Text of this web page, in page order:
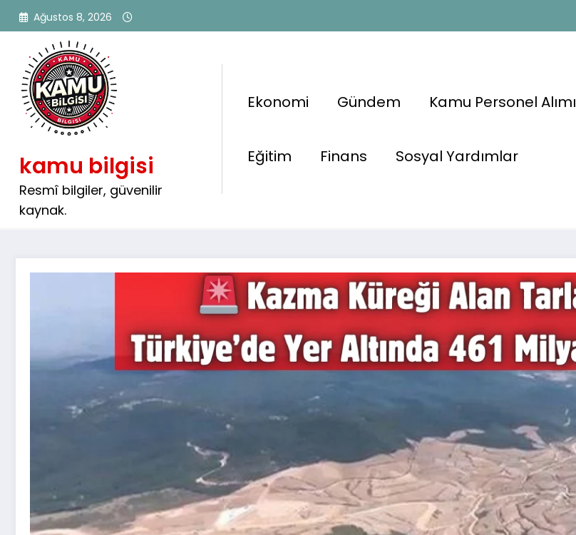
İçeriğe
atla
Ağustos 8, 2026
kamu bilgisi
Resmî bilgiler, güvenilir
kaynak.
Ekonomi Gündem Kamu Personel Alımı
Eğitim Finans Sosyal Yardımlar
🚨 Kazma Küreği Alan Tarlasına
Koşacak: Türkiye’de Yer Altında 461
Milyar Dolarlık Altın Var